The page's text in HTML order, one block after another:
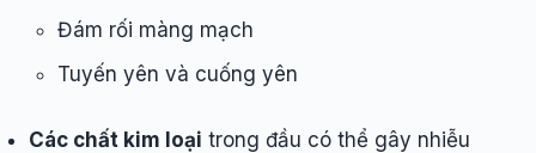
Đám rối màng mạch
Tuyến yên và cuống yên
Các chất kim loại trong đầu có thể gây nhiễu